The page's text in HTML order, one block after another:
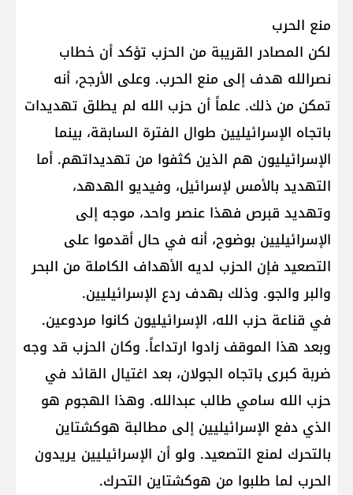
منع الحرب
لكن المصادر القريبة من الحزب تؤكد أن خطاب
نصرالله هدف إلى منع الحرب. وعلى الأرجح، أنه
تمكن من ذلك. علماً أن حزب الله لم يطلق تهديدات
باتجاه الإسرائيليين طوال الفترة السابقة، بينما
الإسرائيليون هم الذين كثفوا من تهديداتهم. أما
التهديد بالأمس لإسرائيل، وفيديو الهدهد،
وتهديد قبرص فهذا عنصر واحد، موجه إلى
الإسرائيليين بوضوح، أنه في حال أقدموا على
التصعيد فإن الحزب لديه الأهداف الكاملة من البحر
والبر والجو. وذلك بهدف ردع الإسرائيليين.
في قناعة حزب الله، الإسرائيليون كانوا مردوعين.
وبعد هذا الموقف زادوا ارتداعاً. وكان الحزب قد وجه
ضربة كبرى باتجاه الجولان، بعد اغتيال القائد في
حزب الله سامي طالب عبدالله. وهذا الهجوم هو
الذي دفع الإسرائيليين إلى مطالبة هوكشتاين
بالتحرك لمنع التصعيد. ولو أن الإسرائيليين يريدون
الحرب لما طلبوا من هوكشتاين التحرك.